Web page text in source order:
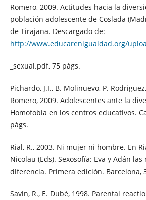
Romero, 2009. Actitudes hacia la
población adolescente de Coslada
de Tirajana. Descargado de:
http://www.educarenigualdad.org/
_sexual.pdf, 75 págs.
Pichardo, J.I., B. Molinuevo, P.
Romero, 2009. Adolescentes ante la
Homofobia en los centros educativos.
págs.
Rial, R., 2003. Ni mujer ni hombre. En
Nicolau (Eds). Sexosofía: Eva y Adán
diferencia. Primera edición. Barcelona,
Savin, R., E. Dubé, 1998. Parental